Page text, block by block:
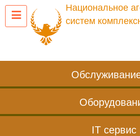
Национальное
систем
IT сервис